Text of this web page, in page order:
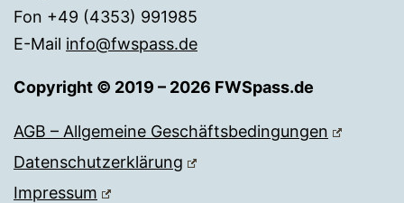
Fon +49 (4353) 991985
E-Mail info@fwspass.de
Copyright © 2019 – 2026 FWSpass.de
AGB – Allgemeine Geschäftsbedingungen
Datenschutzerklärung
Impressum